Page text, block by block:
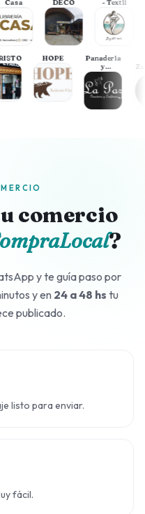
Casa
DECO
- Textil
HOPE
Panaderia
y
Confitería
La Paz
comercio
?
y te guía paso por
y en 24 a 48 hs tu
publicado.
listo para enviar.
fácil.